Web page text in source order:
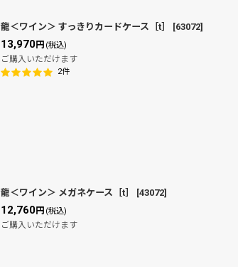
龍＜ワイン＞ すっきりカードケース［t］ [63072]
13,970円 (税込)
ご購入いただけます
2件
龍＜ワイン＞ メガネケース［t］ [43072]
12,760円 (税込)
ご購入いただけます